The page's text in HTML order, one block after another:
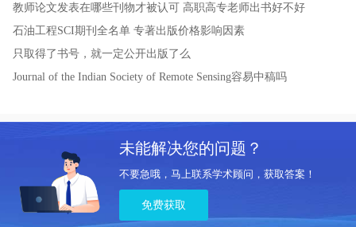
教师论文发表在哪些刊物才被认可 高职高专老师出书好不好
石油工程SCI期刊全名单 专著出版价格影响因素
只取得了书号，就一定公开出版了么
Journal of the Indian Society of Remote Sensing容易中稿吗
未能解决您的问题？
不要急哦，马上联系学术顾问，获取答案！
免费获取